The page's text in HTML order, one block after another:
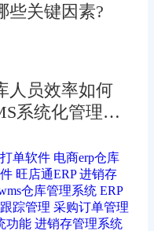
些关键因素?
人员效率如何
系统化管理提
打单软件 电商erp仓库
旺店通ERP 进销存
仓库管理系统 ERP
踪管理 采购订单管理
功能 进销存管理系统